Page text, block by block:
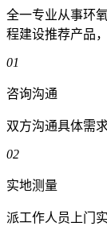
全一专业从事环
程建设推荐产品
01
咨询沟通
双方沟通具体需求
02
实地测量
派工作人员上门